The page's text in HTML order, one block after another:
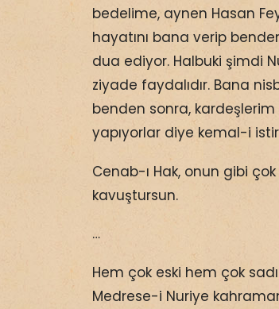
bedelime, aynen Hasan
hayatını bana verip
dua ediyor. Halbuki şimdi
ziyade faydalıdır. Bana
benden sonra,
yapıyorlar diye kemal-i
Cenab-ı Hak, onun gibi
kavuştursun.
…
Hem çok eski hem çok
Medrese-i Nuriye